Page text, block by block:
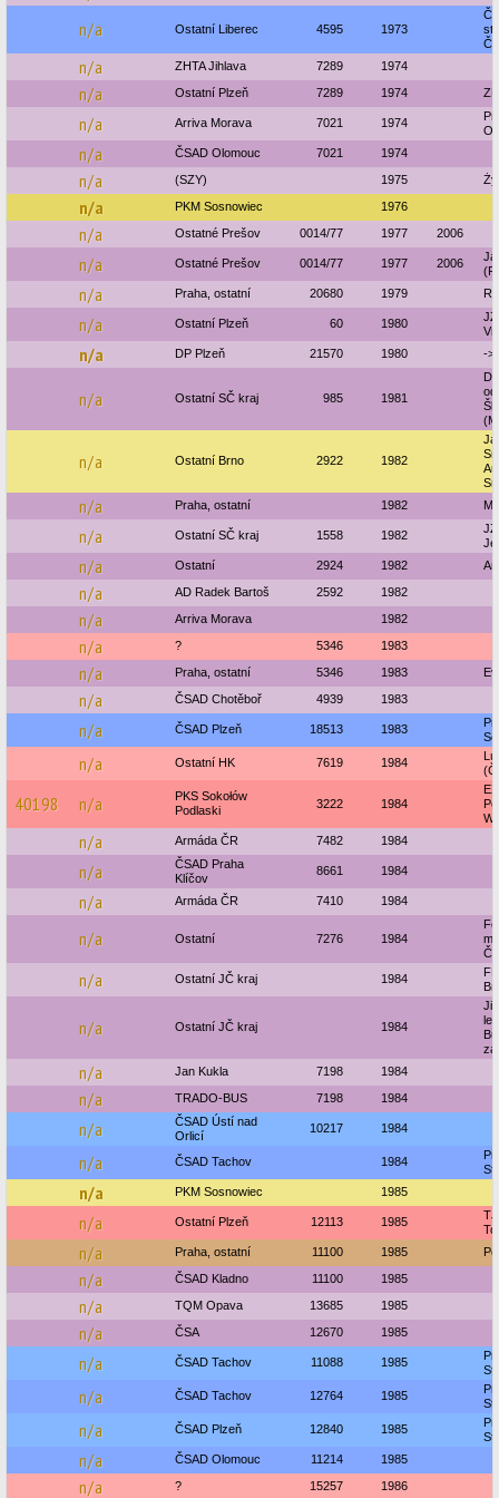
n/a Ostatní Liberec 4595 1973
n/a ZHTA Jihlava 7289 1974
n/a Ostatní Plzeň 7289 1974
n/a Arriva Morava 7021 1974
n/a ČSAD Olomouc 7021 1974
n/a (SZY) 1975
n/a PKM Sosnowiec 1976
n/a Ostatné Prešov 0014/77 1977 2006
n/a Ostatné Prešov 0014/77 1977 2006
n/a Praha, ostatní 20680 1979
n/a Ostatní Plzeň 60 1980
n/a DP Plzeň 21570 1980 ->
n/a Ostatní SČ kraj 985 1981
n/a Ostatní Brno 2922 1982
n/a Praha, ostatní 1982
n/a Ostatní SČ kraj 1558 1982
n/a Ostatní 2924 1982
n/a AD Radek Bartoš 2592 1982
n/a Arriva Morava 1982
n/a ? 5346 1983
n/a Praha, ostatní 5346 1983
n/a ČSAD Chotěboř 4939 1983
n/a ČSAD Plzeň 18513 1983
n/a Ostatní HK 7619 1984
40198 n/a
PKS Sokołów
Podlaski
3222 1984
n/a Armáda ČR 7482 1984
n/a
ČSAD Praha
Klíčov
8661 1984
n/a Armáda ČR 7410 1984
n/a Ostatní 7276 1984
n/a Ostatní JČ kraj 1984
n/a Ostatní JČ kraj 1984
n/a Jan Kukla 7198 1984
n/a TRADO-BUS 7198 1984
n/a
ČSAD Ústí nad
Orlicí
10217 1984
n/a ČSAD Tachov 1984
n/a PKM Sosnowiec 1985
n/a Ostatní Plzeň 12113 1985
TJ
n/a Praha, ostatní 11100 1985
n/a ČSAD Kladno 11100 1985
n/a TQM Opava 13685 1985
n/a ČSA 12670 1985
n/a ČSAD Tachov 11088 1985
n/a ČSAD Tachov 12764 1985
n/a ČSAD Plzeň 12840 1985
n/a ČSAD Olomouc 11214 1985
n/a ? 15257 1986